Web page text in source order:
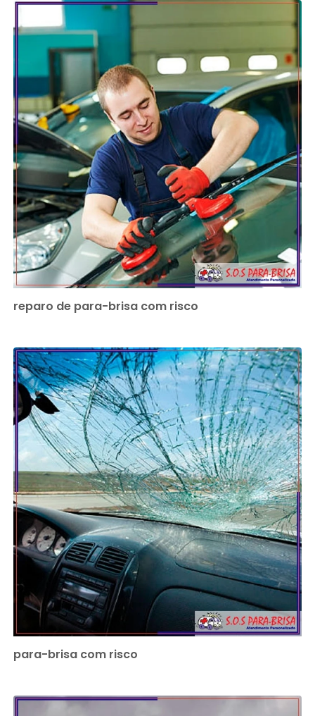
reparo de para-brisa com risco
para-brisa com risco